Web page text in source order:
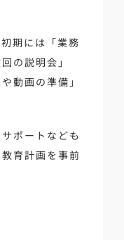
期には「業務
の説明会」
動画の準備」
ポートなども
育計画を事前